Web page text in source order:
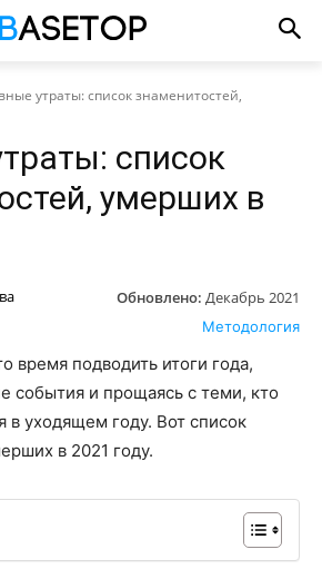
утраты: список знаменитостей,
список
умерших в
Обновлено: Декабрь 2021
Методология
время подводить итоги года,
события и прощаясь с теми, кто
в уходящем году. Вот список
в 2021 году.